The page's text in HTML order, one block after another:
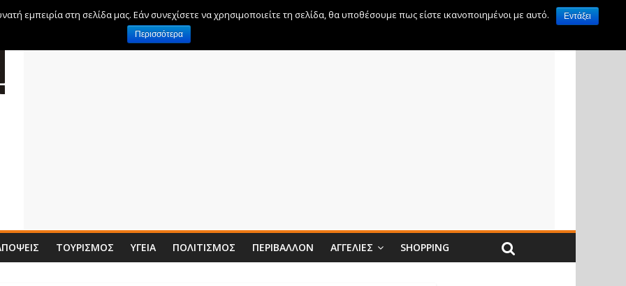
ΤΟΥΡΙΣΜΌΣ ΥΓΕΊΑ ΠΟΛΙΤΙΣΜΌΣ ΠΕΡΙΒΆΛΛΟΝ ΑΓΓΕΛΊΕΣ SHOPPING
εμπειρία στη σελίδα μας. Εάν συνεχίσετε να χρησιμοποιείτε τη σελίδα, θα υποθέσουμε πως είστε ικανοποιημένοι με αυτό.
Εντάξει
Περισσότερα